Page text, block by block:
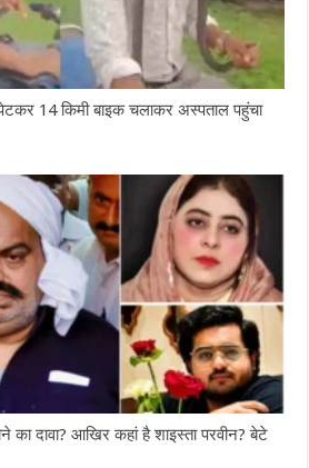
14 किमी बाइक चलाकर अस्पताल पहुंचा
का दावा? आख‍िर कहां है शाइस्‍ता परवीन? बेटे